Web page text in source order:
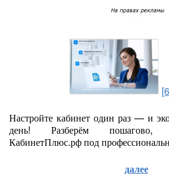
Настройте кабинет один раз — и
день! Разберём пошагово,
КабинетПлюс.рф под
далее